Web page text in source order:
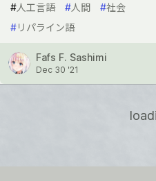
#人工言語 #人間 #社会
#リパライン語
Fafs F. Sashimi
Dec 30 '21